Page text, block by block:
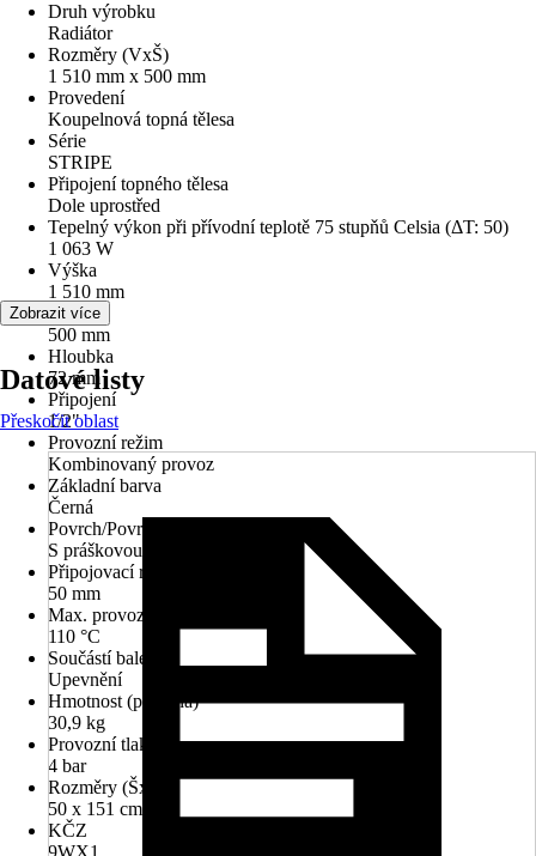
Druh výrobku
Radiátor
Rozměry (VxŠ)
1 510 mm x 500 mm
Provedení
Koupelnová topná tělesa
Série
STRIPE
Připojení topného tělesa
Dole uprostřed
Tepelný výkon při přívodní teplotě 75 stupňů Celsia (ΔT: 50)
1 063 W
Výška
1 510 mm
Šířka
500 mm
Hloubka
72 mm
Připojení
1/2"
Provozní režim
Kombinovaný provoz
Základní barva
Černá
Povrch/Povrchová úprava
S práškovou úpravou, Matný
Připojovací rozteč
50 mm
Max. provozní teplota
110 °C
Součástí balení
Upevnění
Hmotnost (prázdná)
30,9 kg
Provozní tlak
4 bar
Rozměry (ŠxV)
50 x 151 cm
KČZ
9WX1
Zobrazit více
Datové listy
Přeskočit oblast